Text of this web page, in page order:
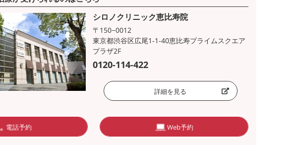
シロノクリニック恵比寿院
〒150−0012
東京都渋谷区広尾1-1-40恵比寿プライムスクエア
プラザ2F
0120-114-422
詳細を見る
電話予約 Web予約